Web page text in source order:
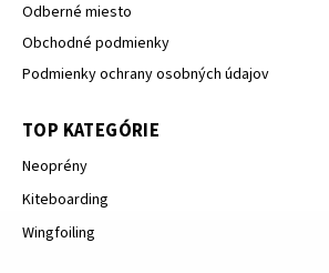
Odberné miesto
Obchodné podmienky
Podmienky ochrany osobných údajov
TOP KATEGÓRIE
Neoprény
Kiteboarding
Wingfoiling